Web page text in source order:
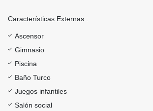
Características Externas :
Ascensor
Gimnasio
Piscina
Baño Turco
Juegos infantiles
Salón social